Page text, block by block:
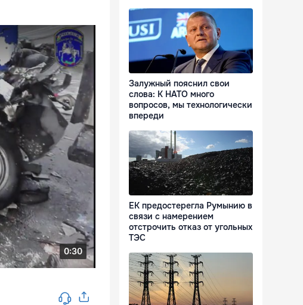
Залужный пояснил свои
слова: К НАТО много
вопросов, мы технологически
впереди
ЕК предостерегла Румынию в
связи с намерением
отстрочить отказ от угольных
ТЭС